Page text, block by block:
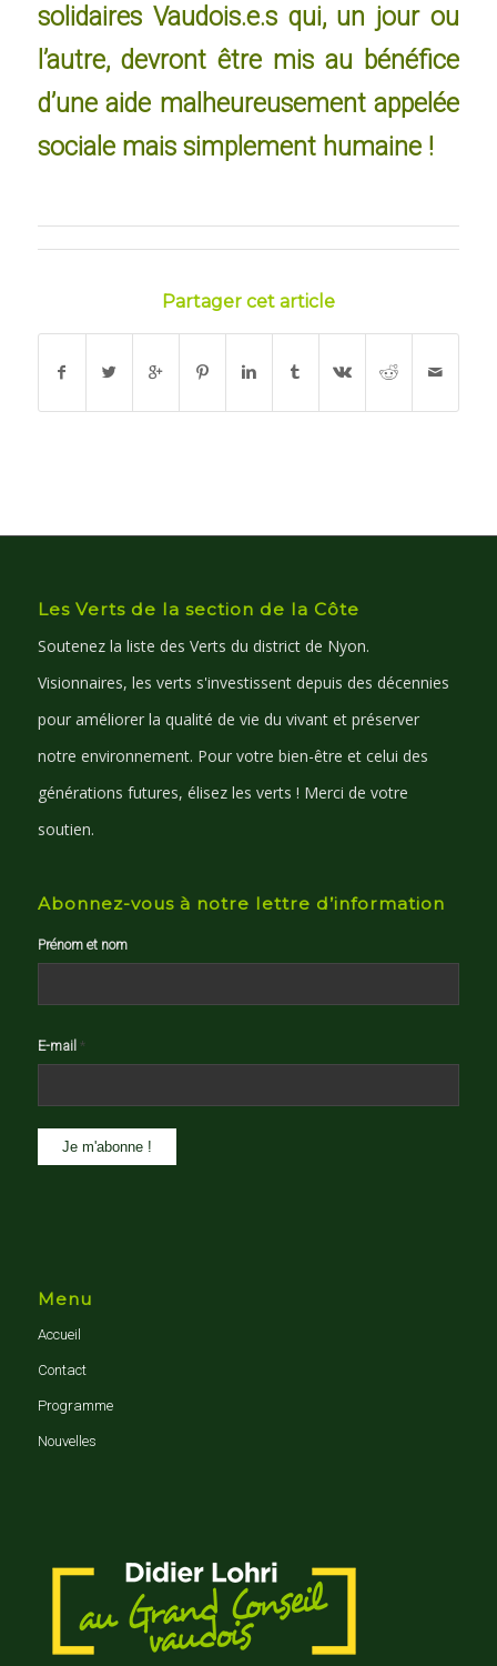
solidaires Vaudois.e.s qui, un jour ou
l’autre, devront être mis au bénéfice
d’une aide malheureusement appelée
sociale mais simplement humaine !
Partager cet article
Les Verts de la section de la Côte
Soutenez la liste des Verts du district de Nyon.
Visionnaires, les verts s'investissent depuis des décennies
pour améliorer la qualité de vie du vivant et préserver
notre environnement. Pour votre bien-être et celui des
générations futures, élisez les verts ! Merci de votre
soutien.
Abonnez-vous à notre lettre d’information
Prénom et nom
E-mail *
Menu
Accueil
Contact
Programme
Nouvelles